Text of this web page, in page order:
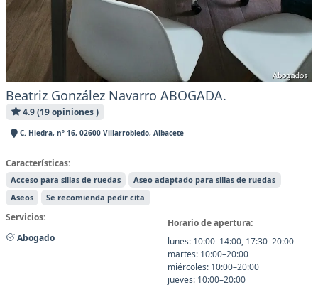
Beatriz González Navarro ABOGADA.
4.9 (19 opiniones )
C. Hiedra, nº 16, 02600 Villarrobledo, Albacete
Características:
Acceso para sillas de ruedas
Aseo adaptado para sillas de ruedas
Aseos
Se recomienda pedir cita
Servicios:
Abogado
Horario de apertura:
lunes: 10:00–14:00, 17:30–20:00
martes: 10:00–20:00
miércoles: 10:00–20:00
jueves: 10:00–20:00